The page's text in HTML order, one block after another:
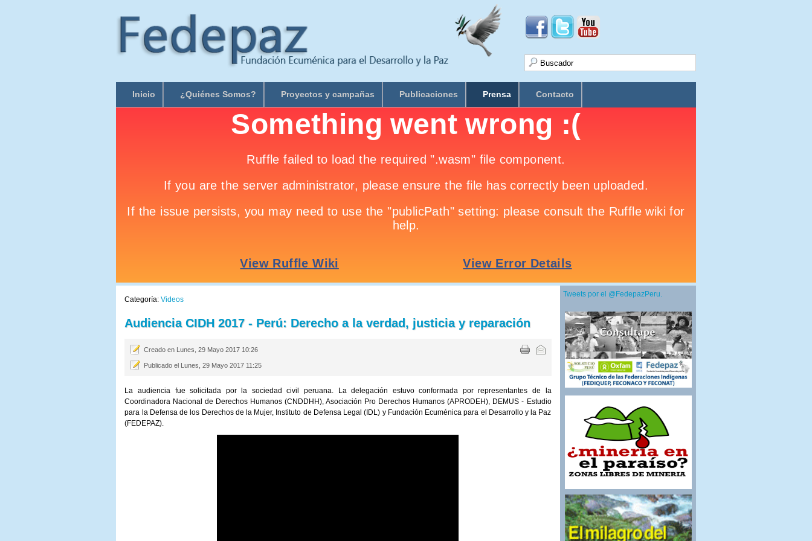
Inicio ¿Quiénes Somos? Proyectos y campañas Publicaciones Prensa Contacto
Categoría:Videos
Audiencia CIDH 2017 - Perú: Derecho a la verdad, justicia y reparación
Creado en Lunes, 29 Mayo 2017 10:26
Publicado el Lunes, 29 Mayo 2017 11:25
La audiencia fue solicitada por la sociedad civil peruana. La delegación estuvo conformada por representantes de la
Coordinadora Nacional de Derechos Humanos (CNDDHH), Asociación Pro Derechos Humanos (APRODEH), DEMUS - Estudio
para la Defensa de los Derechos de la Mujer, Instituto de Defensa Legal (IDL) y Fundación Ecuménica para el Desarrollo y la Paz
(FEDEPAZ).
Tweets por el @FedepazPeru.